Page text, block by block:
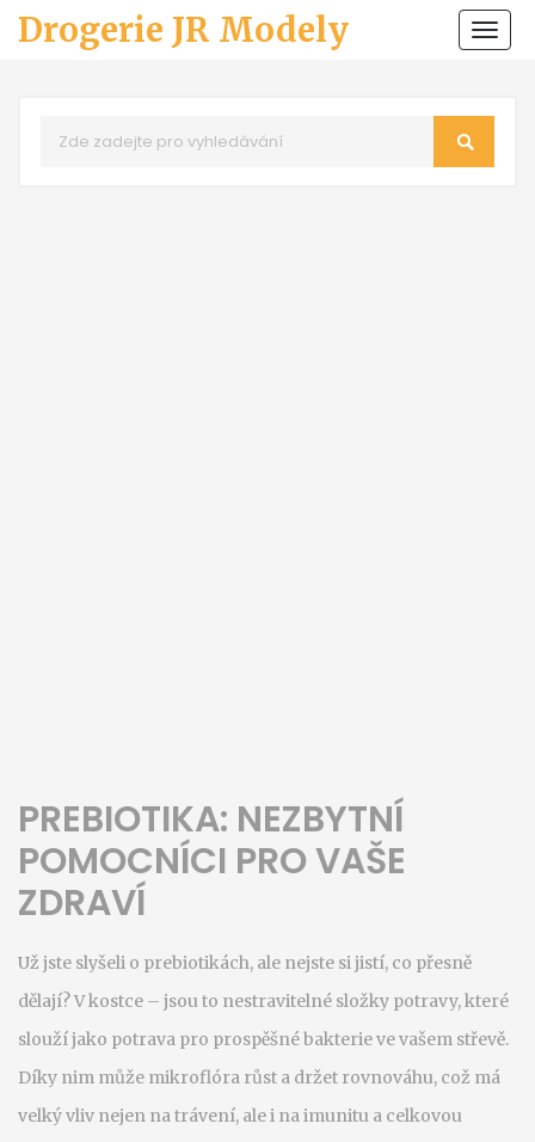
Drogerie JR Modely
PREBIOTIKA: NEZBYTNÍ
POMOCNÍCI PRO VAŠE
ZDRAVÍ
Už jste slyšeli o prebiotikách, ale nejste si jistí, co přesně
dělají? V kostce – jsou to nestravitelné složky potravy, které
slouží jako potrava pro prospěšné bakterie ve vašem střevě.
Díky nim může mikroflóra růst a držet rovnováhu, což má
velký vliv nejen na trávení, ale i na imunitu a celkovou